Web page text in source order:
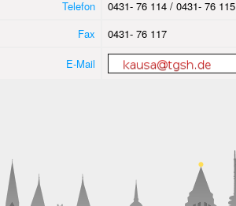
Telefon
0431- 76 114 / 0431- 76 115
Fax
0431- 76 117
E-Mail